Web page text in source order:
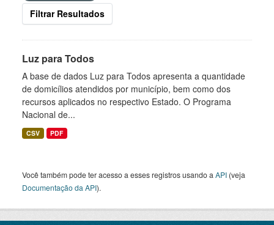
Filtrar Resultados
Luz para Todos
A base de dados Luz para Todos apresenta a quantidade
de domicílios atendidos por município, bem como dos
recursos aplicados no respectivo Estado. O Programa
Nacional de...
CSV PDF
Você também pode ter acesso a esses registros usando a API (veja
Documentação da API).